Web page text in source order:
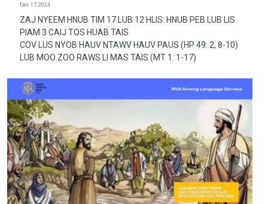
Dec 17, 2024
ZAJ NYEEM HNUB TIM 17 LUB 12 HLIS: HNUB PEB LUB LIS
PIAM 3 CAIJ TOS HUAB TAIS
COV LUS NYOB HAUV NTAWV HAUV PAUS (HP 49: 2, 8-10)
LUB MOO ZOO RAWS LI MAS TAIS (MT 1: 1-17)